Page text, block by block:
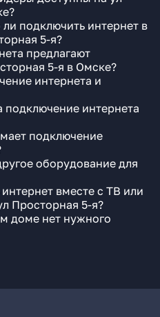
подключить интернет в
5-я?
предлагают
5-я в Омске?
интернета и
подключение интернета
подключение
оборудование для
вместе с ТВ или
Просторная 5-я?
доме нет нужного